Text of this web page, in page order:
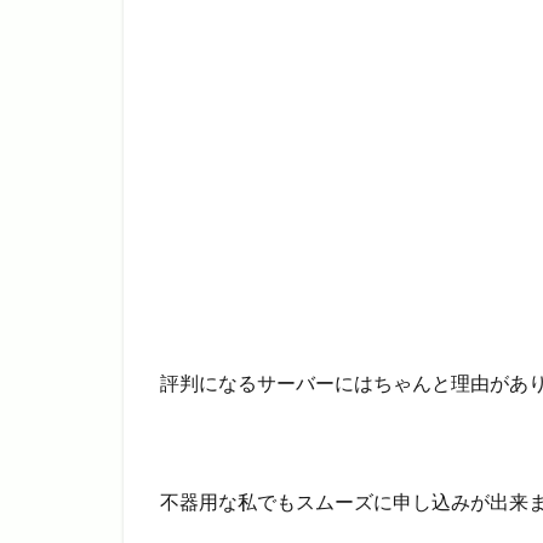
評判になるサーバーにはちゃんと理由があ
不器用な私でもスムーズに申し込みが出来